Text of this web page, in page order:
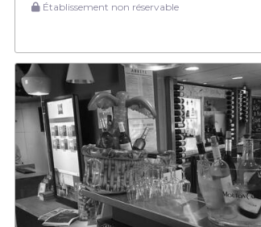
Établissement non réservable